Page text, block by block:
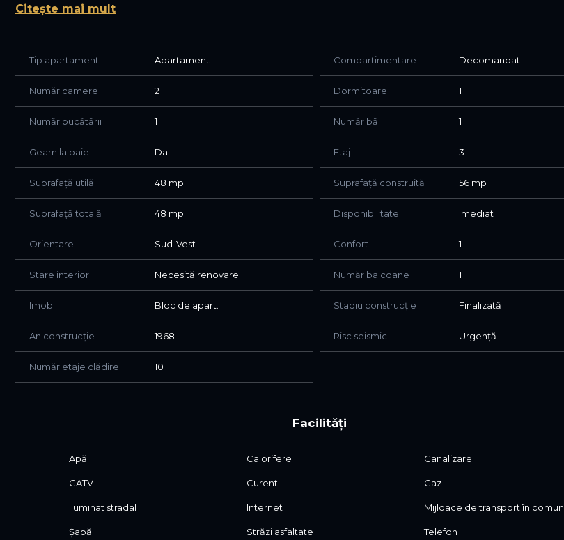
wc suspendat.
,scoala si gradinita la 5-7 minute
Prezentare video pe WhatsApp
Citește mai mult
Tip apartament Apartament Compartimentare Decomandat
Număr camere 2 Dormitoare 1
Număr bucătării 1 Număr băi 1
Geam la baie Da Etaj 3
Suprafață utilă 48 mp Suprafață construită 56 mp
Suprafață totală 48 mp Disponibilitate Imediat
Orientare Sud-Vest Confort 1
Stare interior Necesită renovare Număr balcoane 1
Imobil Bloc de apart. Stadiu construcție Finalizată
An construcție 1968 Risc seismic Urgență
Număr etaje clădire 10
Facilități
Apă Calorifere Canalizare
CATV Curent Gaz
Iluminat stradal Internet Mijloace de transport în comun
Șapă Străzi asfaltate Telefon